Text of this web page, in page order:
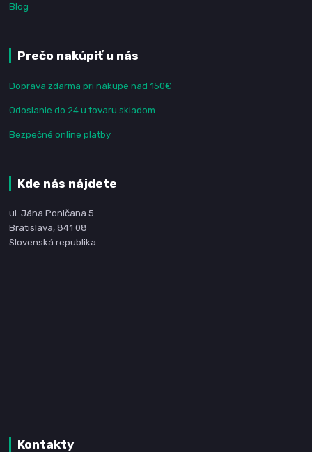
Blog
Prečo nakúpiť u nás
Doprava zdarma pri nákupe nad 150€
Odoslanie do 24 u tovaru skladom
Bezpečné online platby
Kde nás nájdete
ul. Jána Poničana 5
Bratislava, 841 08
Slovenská republika
Kontakty